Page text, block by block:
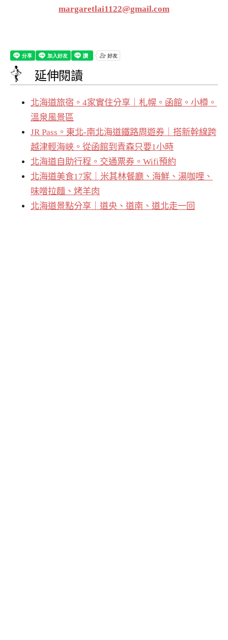
margaretlai1122@gmail.com
延伸閱讀
北海道旅宿。4家實住分享｜札幌。函館。小樽。
溫泉風景區
JR Pass。東北-南北海道鐵路周遊券｜搭新幹線跨
越津輕海峽。從函館到青森只要1小時
北海道自助行程。交通票券。Wifi預約
北海道美食17家｜米其林餐廳、海鮮、湯咖哩、
味噌拉麵、烤羊肉
北海道景點分享｜道央、道南、道北走一回